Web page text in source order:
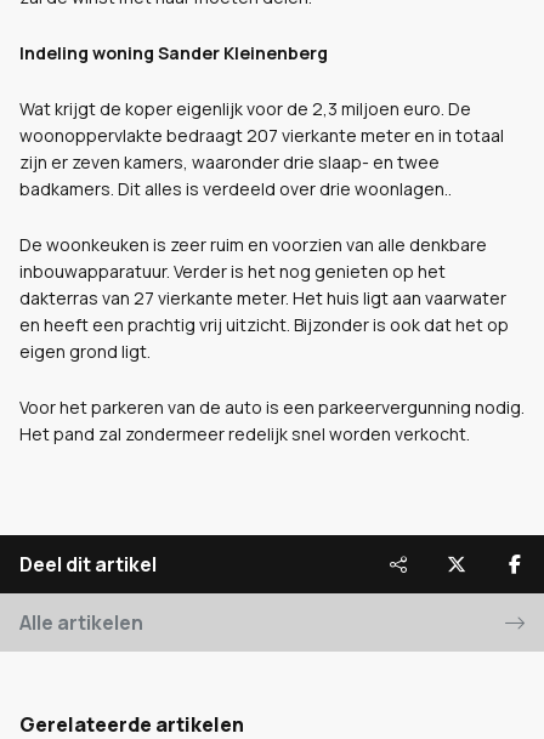
Indeling woning Sander Kleinenberg
Wat krijgt de koper eigenlijk voor de 2,3 miljoen euro. De
woonoppervlakte bedraagt 207 vierkante meter en in totaal
zijn er zeven kamers, waaronder drie slaap- en twee
badkamers. Dit alles is verdeeld over drie woonlagen..
De woonkeuken is zeer ruim en voorzien van alle denkbare
inbouwapparatuur. Verder is het nog genieten op het
dakterras van 27 vierkante meter. Het huis ligt aan vaarwater
en heeft een prachtig vrij uitzicht. Bijzonder is ook dat het op
eigen grond ligt.
Voor het parkeren van de auto is een parkeervergunning nodig.
Het pand zal zondermeer redelijk snel worden verkocht.
Deel dit artikel
Alle artikelen
Gerelateerde artikelen